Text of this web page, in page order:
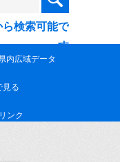
検索可能で
す
内広域データ
見る
リンク